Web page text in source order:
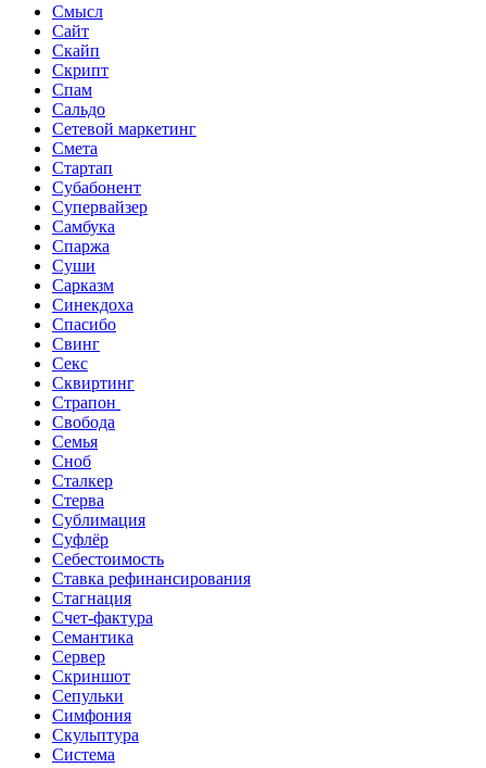
Смысл
Сайт
Скайп
Скрипт
Спам
Сальдо
Сетевой маркетинг
Смета
Стартап
Субабонент
Супервайзер
Самбука
Спаржа
Суши
Сарказм
Синекдоха
Спасибо
Свинг
Секс
Сквиртинг
Страпон
Свобода
Семья
Сноб
Сталкер
Стерва
Сублимация
Суфлёр
Себестоимость
Ставка рефинансирования
Стагнация
Счет-фактура
Семантика
Сервер
Скриншот
Сепульки
Симфония
Скульптура
Система